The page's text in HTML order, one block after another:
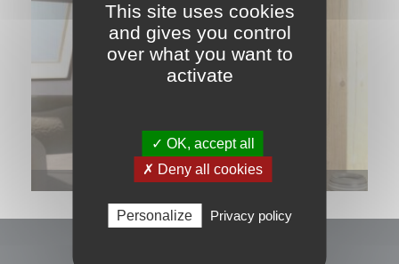
Seguin – Intrepid
This site uses cookies
and gives you control
over what you want to
activate
✓ OK, accept all
✗ Deny all cookies
Personalize Privacy policy